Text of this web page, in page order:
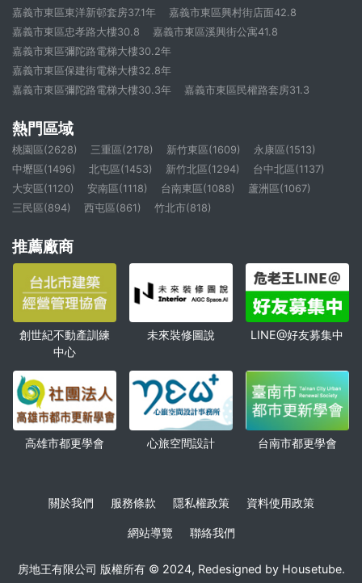
嘉義市東區東洋新邨套房37.1年
嘉義市東區興村街店面42.8
嘉義市東區忠孝路大樓30.8
嘉義市東區溪興街公寓41.8
嘉義市東區彌陀路電梯大樓30.2年
嘉義市東區保建街電梯大樓32.8年
嘉義市東區彌陀路電梯大樓30.3年
嘉義市東區民權路套房31.3
熱門區域
桃園區(2628) 三重區(2178) 新竹東區(1609)
永康區(1513)
中壢區(1496)
北屯區(1453) 新竹北區(1294)
台中北區(1137)
大安區(1120)
安南區(1118) 台南東區(1088)
蘆洲區(1067)
三民區(894)
西屯區(861) 竹北市(818)
推薦廠商
創世紀不動產訓練
中心
未來裝修圖說 LINE@好友募集中
高雄市都更學會 心旅空間設計 台南市都更學會
關於我們 服務條款 隱私權政策 資料使用政策
網站導覽 聯絡我們
房地王有限公司 版權所有 © 2024, Redesigned by Housetube.